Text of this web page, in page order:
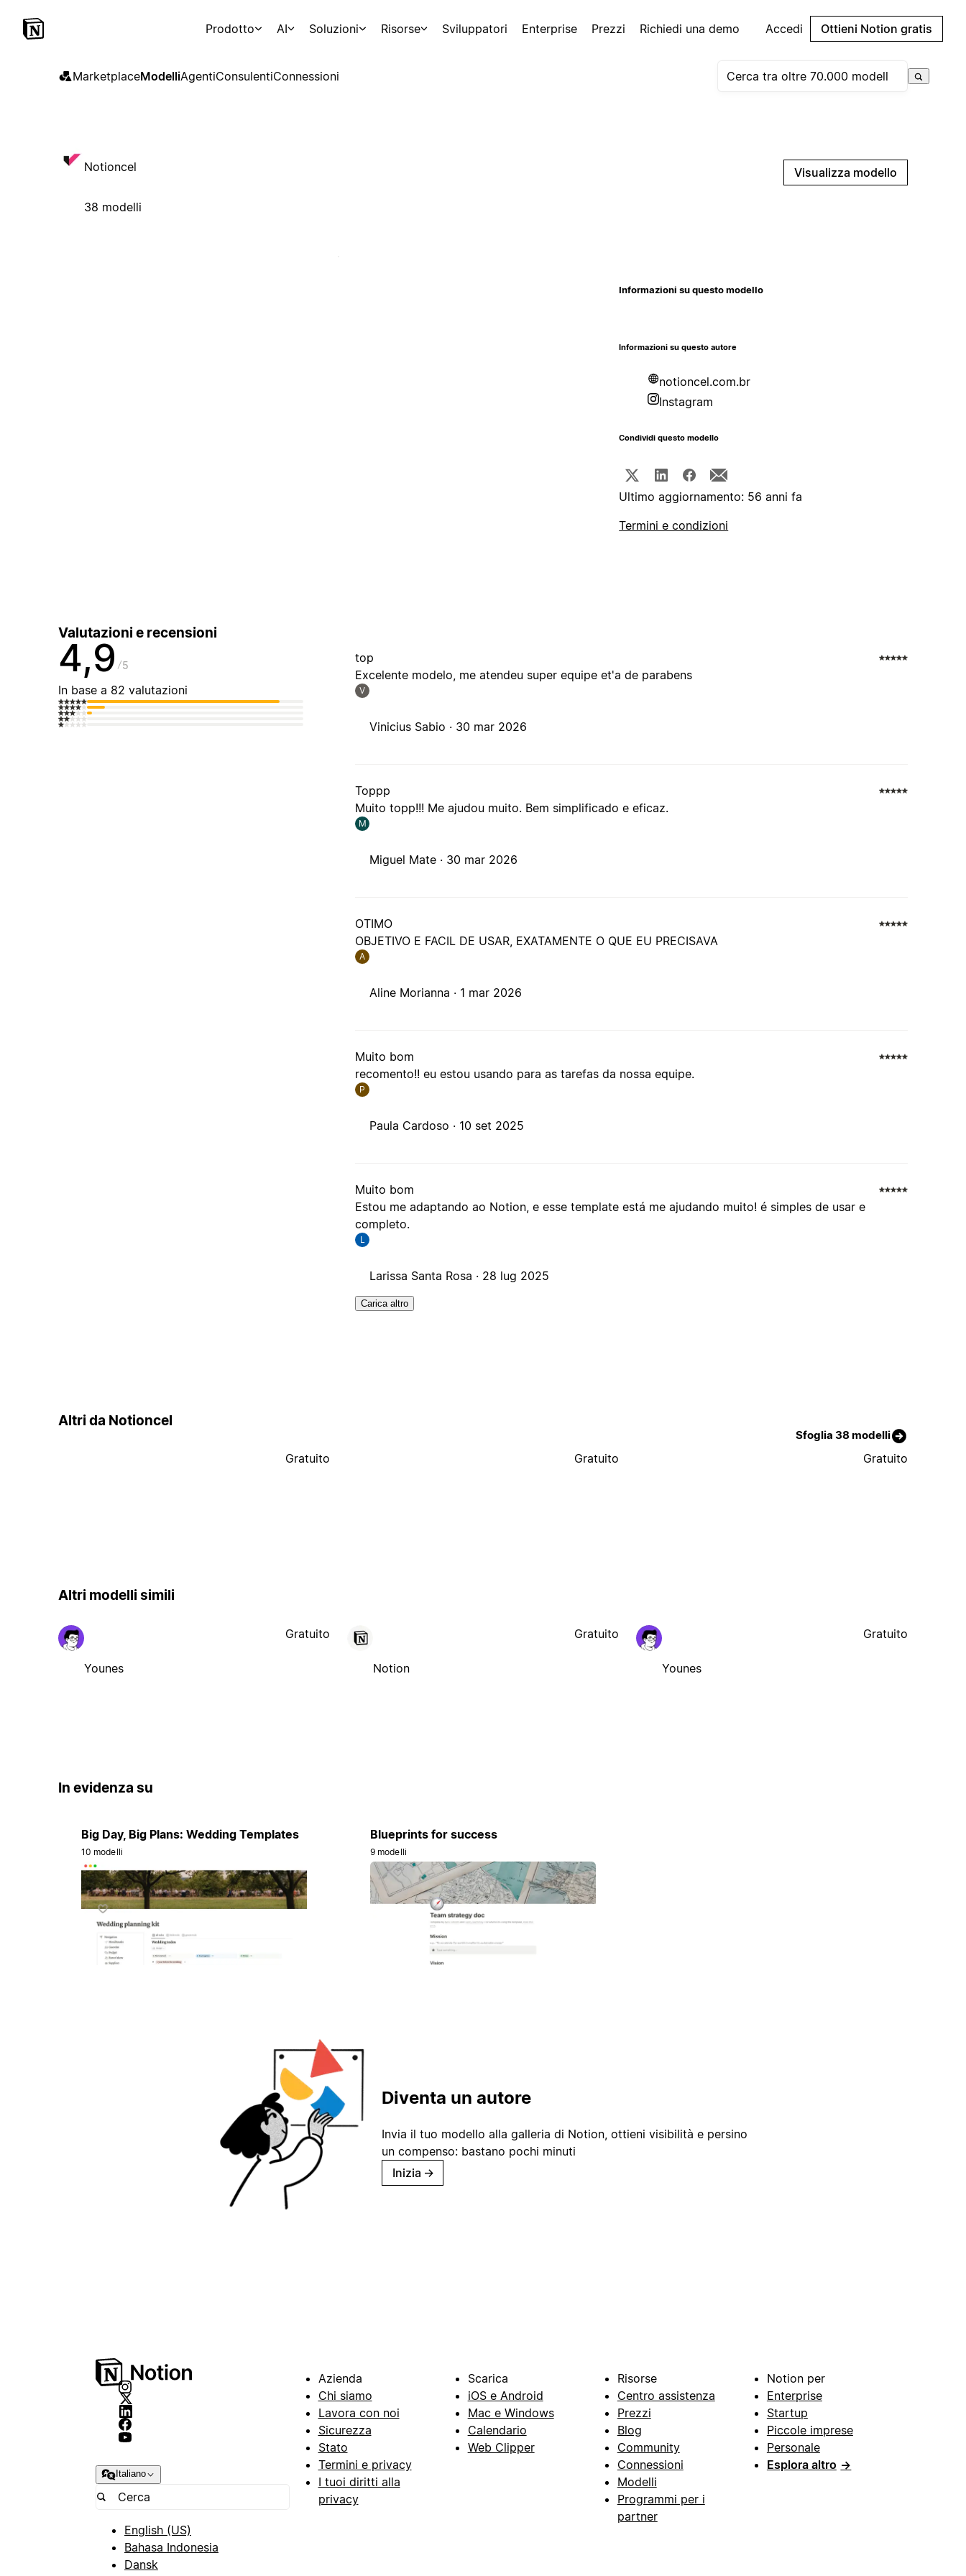
Prodotto AI Soluzioni Risorse Sviluppatori Enterprise Prezzi Richiedi una demo Accedi Ottieni Notion gratis
MarketplaceModelliAgentiConsulentiConnessioni
Notioncel
38 modelli
Visualizza modello
Informazioni su questo modello
Informazioni su questo autore
notioncel.com.br
Instagram
Condividi questo modello
Ultimo aggiornamento: 56 anni fa
Termini e condizioni
Valutazioni e recensioni
4,9 5
In base a 82 valutazioni
top
Excelente modelo, me atendeu super equipe et'a de parabens
V
Vinicius Sabio · 30 mar 2026
Toppp
Muito topp!!! Me ajudou muito. Bem simplificado e eficaz.
M
Miguel Mate · 30 mar 2026
OTIMO
OBJETIVO E FACIL DE USAR, EXATAMENTE O QUE EU PRECISAVA
A
Aline Morianna · 1 mar 2026
Muito bom
recomento!! eu estou usando para as tarefas da nossa equipe.
P
Paula Cardoso · 10 set 2025
Muito bom
Estou me adaptando ao Notion, e esse template está me ajudando muito! é simples de usar e
completo.
L
Larissa Santa Rosa · 28 lug 2025
Carica altro
Altri da Notioncel
Sfoglia 38 modelli
Gratuito Gratuito Gratuito
Altri modelli simili
Younes
Gratuito
Notion
Gratuito
Younes
Gratuito
In evidenza su
Big Day, Big Plans: Wedding Templates
10 modelli
Blueprints for success
9 modelli
Diventa un autore
Invia il tuo modello alla galleria di Notion, ottieni visibilità e persino
un compenso: bastano pochi minuti
Inizia →
Italiano
English (US)
Bahasa Indonesia
Dansk
Azienda
Chi siamo
Lavora con noi
Sicurezza
Stato
Termini e privacy
I tuoi diritti alla
privacy
Scarica
iOS e Android
Mac e Windows
Calendario
Web Clipper
Risorse
Centro assistenza
Prezzi
Blog
Community
Connessioni
Modelli
Programmi per i
partner
Notion per
Enterprise
Startup
Piccole imprese
Personale
Esplora altro →